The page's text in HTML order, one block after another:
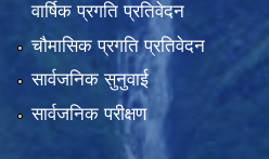
वार्षिक प्रगति प्रतिवेदन
चौमासिक प्रगति प्रतिवेदन
सार्वजनिक सुनुवाई
सार्वजनिक परीक्षण